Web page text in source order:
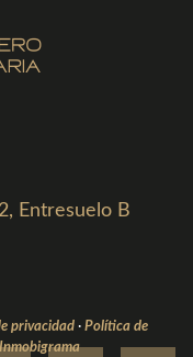
Entresuelo B
privacidad · Política de